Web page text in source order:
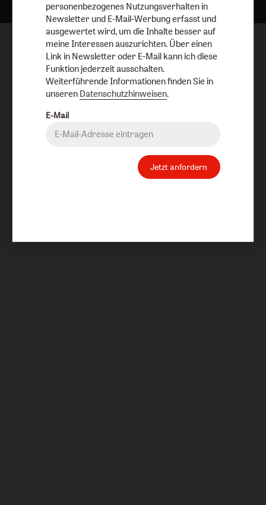
personenbezogenes Nutzungsverhalten in
Newsletter und E-Mail-Werbung erfasst und
ausgewertet wird, um die Inhalte besser auf
meine Interessen auszurichten. Über einen
Link in Newsletter oder E-Mail kann ich diese
Funktion jederzeit ausschalten.
Weiterführende Informationen finden Sie in
unseren Datenschutzhinweisen.
E-Mail
Jetzt anfordern